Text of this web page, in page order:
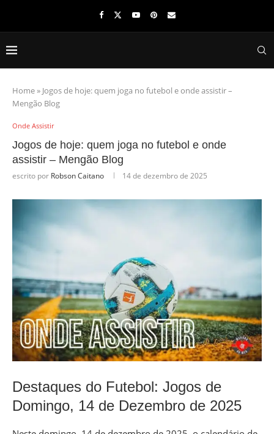
Home» Jogos de hoje: quem joga no futebol e onde assistir –
Mengão Blog
Onde Assistir
Jogos de hoje: quem joga no futebol e onde
assistir – Mengão Blog
escrito por Robson Caitano 14 de dezembro de 2025
Destaques do Futebol: Jogos de
Domingo, 14 de Dezembro de 2025